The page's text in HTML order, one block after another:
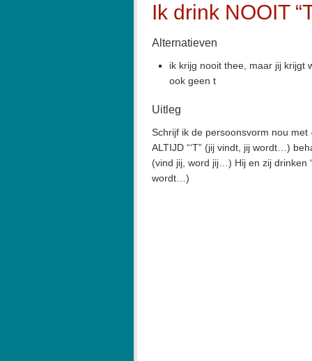
Ik drink NOOIT
Alternatieven
ik krijg nooit thee, maar jij krijgt
ook geen t
Uitleg
Schrijf ik de persoonsvorm nou
ALTIJD “‘T” (jij vindt, jij wordt…)
(vind jij, word jij…) Hij en zij drinken
wordt…)